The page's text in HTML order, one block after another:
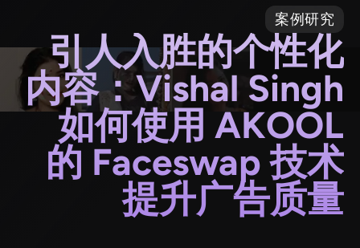
案例研究
引人入胜的个性化
内容：Vishal Singh
如何使用 AKOOL
的 Faceswap 技术
提升广告质量